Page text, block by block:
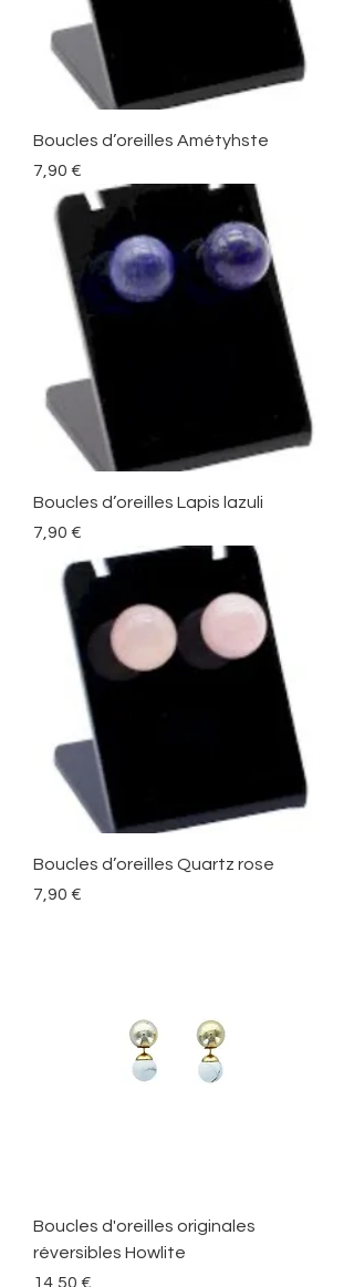
Boucles d’oreilles Amétyhste
Precio
7,90 €
Boucles d’oreilles Lapis lazuli
Precio
7,90 €
Boucles d’oreilles Quartz rose
Precio
7,90 €
Boucles d'oreilles originales
réversibles Howlite
Precio
14,50 €